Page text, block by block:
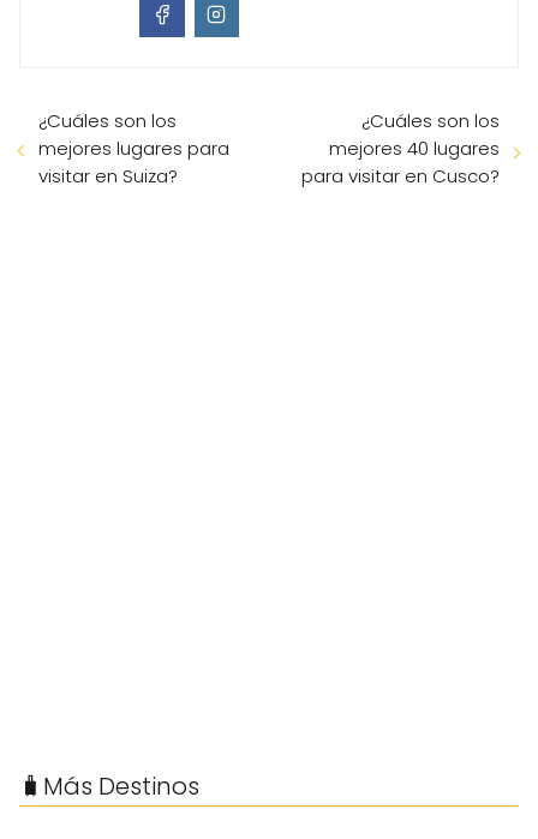
¿Cuáles son los
mejores lugares para
visitar en Suiza?
¿Cuáles son los
mejores 40 lugares
para visitar en Cusco?
🧳Más Destinos